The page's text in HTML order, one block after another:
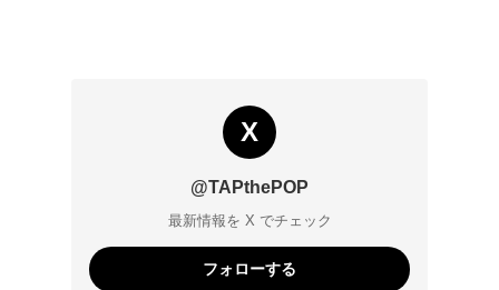
X
@TAPthePOP
最新情報を X でチェック
フォローする